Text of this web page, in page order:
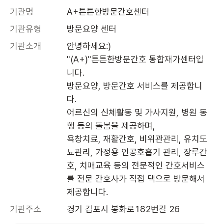
기관명
A+튼튼한방문간호센터
기관유형
방문요양 센터
기관소개
안녕하세요:)
"(A+)"튼튼한방문간호 통합재가센터입
니다.
방문요양, 방문간호 서비스를 제공합니
다.
어르신의 신체활동 및 가사지원, 병원 동
행 등의 돌봄을 제공하며,
욕창치료, 재활간호, 비위관관리, 유치도
뇨관리, 가정용 인공호흡기 관리, 장루간
호, 치매교육 등의 전문적인 간호서비스
를 전문 간호사가 직접 댁으로 방문해서
기관주소
경기 김포시 봉화로182번길 26